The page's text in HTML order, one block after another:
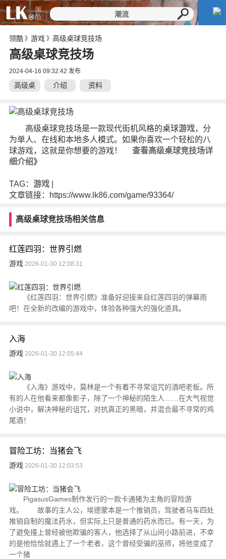
领酷》 游戏》 高级桌球竞技场
高级桌球竞技场
2024-04-16 09:32:42 发布
高级桌
场
介绍 资料
高级桌球竞技场是一款现代街机风格的桌球游戏，分
为单人、在线和本地多人模式。如果你喜欢一个轻松的八
球游戏，这就是你想要的游戏！ 查看高级桌球竞技场详
细介绍》
TAG： 游戏|
文章链接：https://www.lk86.com/game/93364/
高级桌球竞技场相关信息
红莲四羽：世界引燃
游戏2026-01-30 12:08:31
《红莲四羽：世界引燃》准备好迎接来自红莲四羽的弹幕雨
吧！在全新的改编的游戏中，体验各种强大的强化道具。
入海
游戏2026-01-30 12:05:44
《入海》游戏中，莫林是一个有着不寻常诅咒的酒吧老板。所
有的人在他看来都像影子，除了一个神秘的陌生人……在大气视觉
小说中，解决神秘的诅咒，对抗真正的黑暗，并混合最不寻常的鸡
尾酒！
冒险工坊：当猪会飞
游戏2026-01-30 12:03:53
PigasusGames制作发行的一款卡通猪为主角的冒险游
戏。 故事的主人公，埃德蒙本是一个推销员，驾驶者马车四处
推销自制的魔法药水，但实际上只是普通的药水而已。有一天，为
了避免撞上曾经被他欺骗的客人，他选择了从山间小路前进，不幸
的是他恰恰就遇上了一个老者，这个曾经受骗的巫师，将他变成了
一个猪